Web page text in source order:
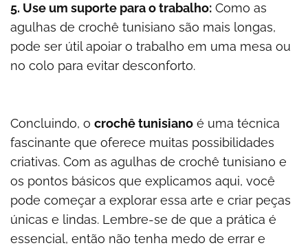
5. Use um suporte para o trabalho: Como as
agulhas de crochê tunisiano são mais longas,
pode ser útil apoiar o trabalho em uma mesa ou
no colo para evitar desconforto.
Concluindo, o crochê tunisiano é uma técnica
fascinante que oferece muitas possibilidades
criativas. Com as agulhas de crochê tunisiano e
os pontos básicos que explicamos aqui, você
pode começar a explorar essa arte e criar peças
únicas e lindas. Lembre-se de que a prática é
essencial, então não tenha medo de errar e